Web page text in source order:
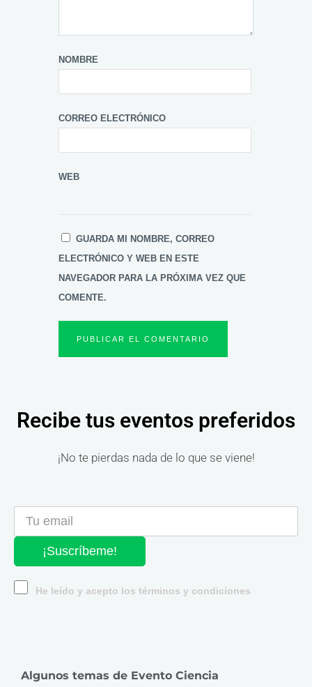
NOMBRE
CORREO ELECTRÓNICO
WEB
GUARDA MI NOMBRE, CORREO
ELECTRÓNICO Y WEB EN ESTE
NAVEGADOR PARA LA PRÓXIMA VEZ QUE
COMENTE.
Recibe tus eventos preferidos
¡No te pierdas nada de lo que se viene!
¡Suscríbeme!
He leído y acepto los términos y condiciones
Algunos temas de Evento Ciencia